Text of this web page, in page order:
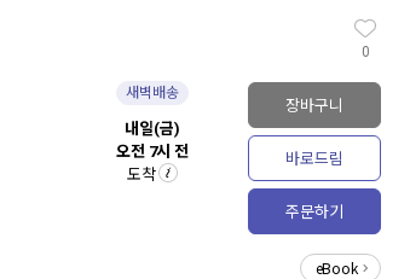
새벽배송
내일(금)
오전 7시 전
도착
0
장바구니
바로드림
주문하기
eBook